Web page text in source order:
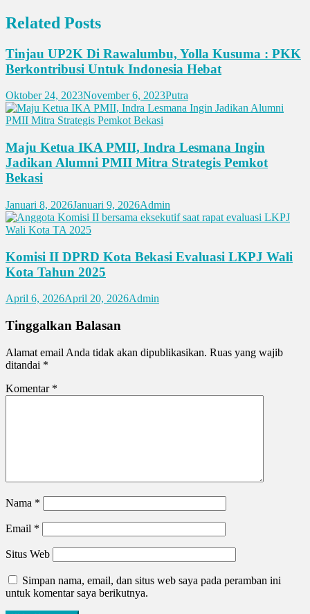
Related Posts
Tinjau UP2K Di Rawalumbu, Yolla Kusuma : PKK
Berkontribusi Untuk Indonesia Hebat
Oktober 24, 2023November 6, 2023Putra
Maju Ketua IKA PMII, Indra Lesmana Ingin
Jadikan Alumni PMII Mitra Strategis Pemkot
Bekasi
Januari 8, 2026Januari 9, 2026Admin
Komisi II DPRD Kota Bekasi Evaluasi LKPJ Wali
Kota Tahun 2025
April 6, 2026April 20, 2026Admin
Tinggalkan Balasan
Alamat email Anda tidak akan dipublikasikan. Ruas yang wajib
ditandai *
Komentar *
Nama *
Email *
Situs Web
Simpan nama, email, dan situs web saya pada peramban ini
untuk komentar saya berikutnya.